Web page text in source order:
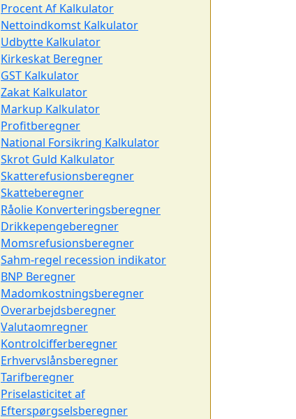
Procent Af Kalkulator
Nettoindkomst Kalkulator
Udbytte Kalkulator
Kirkeskat Beregner
GST Kalkulator
Zakat Kalkulator
Markup Kalkulator
Profitberegner
National Forsikring Kalkulator
Skrot Guld Kalkulator
Skatterefusionsberegner
Skatteberegner
Råolie Konverteringsberegner
Drikkepengeberegner
Momsrefusionsberegner
Sahm-regel recession indikator
BNP Beregner
Madomkostningsberegner
Overarbejdsberegner
Valutaomregner
Kontrolcifferberegner
Erhvervslånsberegner
Tarifberegner
Priselasticitet af
Efterspørgselsberegner